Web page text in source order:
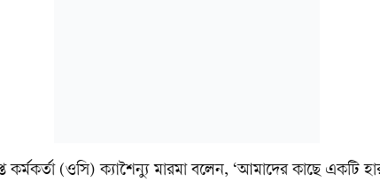
কর্মকর্তা (ওসি) ক্যাশৈন্যু মারমা বলেন, ‘আমাদের কাছে একটি